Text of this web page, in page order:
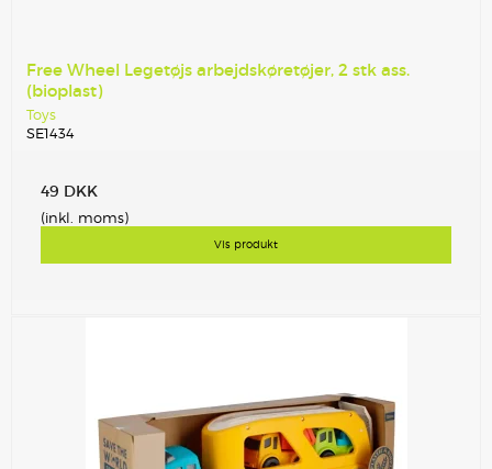
Free Wheel Legetøjs arbejdskøretøjer, 2 stk ass.
(bioplast)
Toys
SE1434
49 DKK
(inkl. moms)
Vis produkt